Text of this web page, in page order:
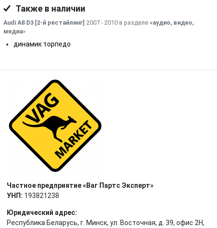
Также в наличии
Audi A8 D3 [2-й рестайлинг] 2007 - 2010 в разделе «аудио, видео,
медиа»
динамик торпедо
Частное предприятие «Ваг Партс Эксперт»
УНП: 193821238
Юридический адрес:
Республика Беларусь, г. Минск, ул. Восточная, д. 39, офис 2Н,